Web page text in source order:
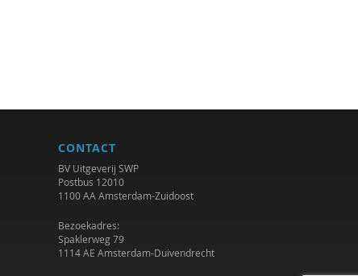
CONTACT
BV Uitgeverij SWP
Postbus 12010
1100 AA Amsterdam-Zuidoost
Bezoekadres:
Spaklerweg 79
1114 AE Amsterdam-Duivendrecht